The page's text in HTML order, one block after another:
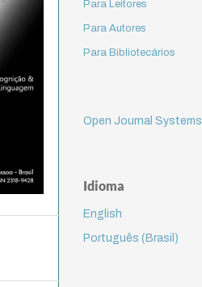
Para Leitores
Para Autores
Para Bibliotecários
Open Journal Systems
Idioma
English
Português (Brasil)